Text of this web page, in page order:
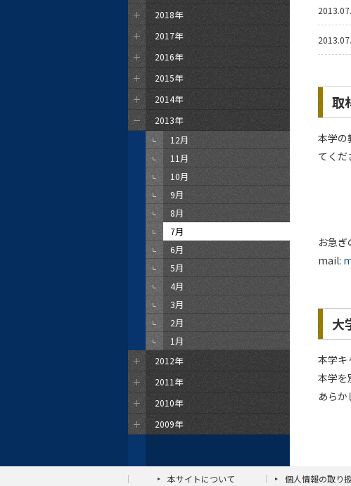
取
本学の
てくだ
お急
mail:
大
本学キ
本学を
あらか
2018年
2017年
2016年
2015年
2014年
2013年
12月
11月
10月
9月
8月
7月
6月
5月
4月
3月
2月
1月
2012年
2011年
2010年
2009年
本サイトについて 個人情報の取り